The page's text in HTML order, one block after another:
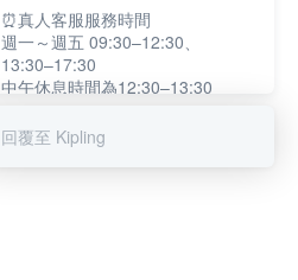
⏰真人客服服務時間
週一～週五 09:30–12:30、
13:30–17:30
中午休息時間為12:30–13:30
提醒您：系統會自動已讀訊息，如
回覆至 Kipling